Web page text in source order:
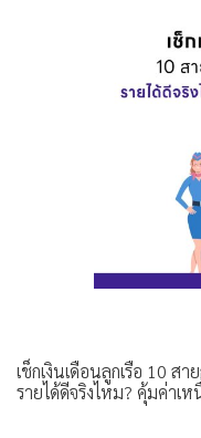
เช็กเงินเดือนลูกเรือ 10 ส
รายได้ดีจริงไหม? คุ้มค่าเ